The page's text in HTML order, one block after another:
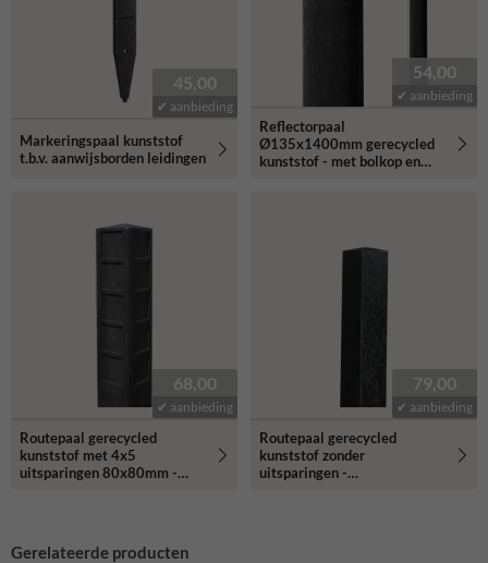
45,00
✔ aanbieding
Markeringspaal kunststof
t.b.v. aanwijsborden leidingen
54,00
✔ aanbieding
Reflectorpaal
Ø135x1400mm gerecycled
kunststof - met bolkop en
68,00
✔ aanbieding
Routepaal gerecycled
kunststof met 4x5
uitsparingen 80x80mm -
79,00
✔ aanbieding
Routepaal gerecycled
kunststof zonder
uitsparingen -
Gerelateerde producten